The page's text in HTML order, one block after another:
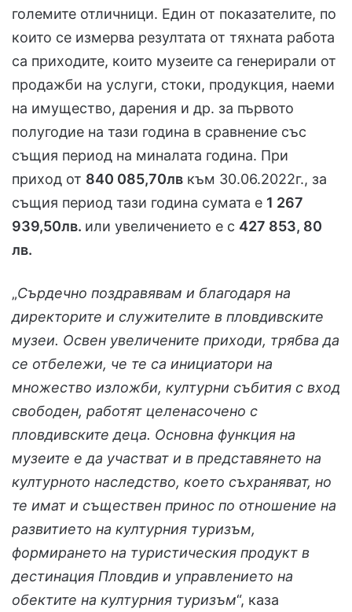
големите отличници. Един от показателите, по
които се измерва резултата от тяхната работа
са приходите, които музеите са генерирали от
продажби на услуги, стоки, продукция, наеми
на имущество, дарения и др. за първото
полугодие на тази година в сравнение със
същия период на миналата година. При
приход от 840 085,70лв към 30.06.2022г., за
същия период тази година сумата е 1 267
939,50лв. или увеличението е с 427 853, 80
лв.
„Сърдечно поздравявам и благодаря на
директорите и служителите в пловдивските
музеи. Освен увеличените приходи, трябва да
се отбележи, че те са инициатори на
множество изложби, културни събития с вход
свободен, работят целенасочено с
пловдивските деца. Основна функция на
музеите е да участват и в представянето на
културното наследство, което съхраняват, но
те имат и съществен принос по отношение на
развитието на културния туризъм,
формирането на туристическия продукт в
дестинация Пловдив и управлението на
обектите на културния туризъм“, каза